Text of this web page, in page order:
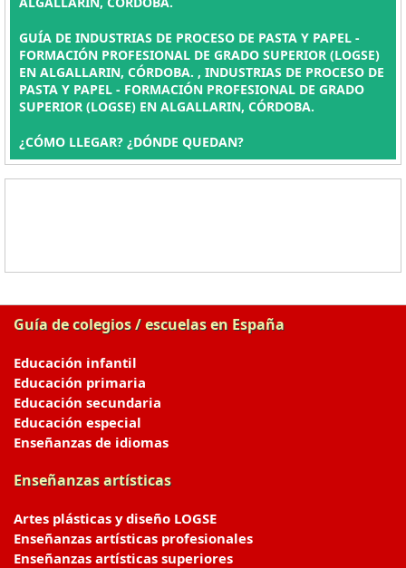
GUÍA DE INDUSTRIAS DE PROCESO DE PASTA Y PAPEL -
FORMACIÓN PROFESIONAL DE GRADO SUPERIOR (LOGSE)
EN ALGALLARIN, CÓRDOBA. , INDUSTRIAS DE PROCESO DE
PASTA Y PAPEL - FORMACIÓN PROFESIONAL DE GRADO
SUPERIOR (LOGSE) EN ALGALLARIN, CÓRDOBA.
¿CÓMO LLEGAR? ¿DÓNDE QUEDAN?
Guía de colegios / escuelas en España
Educación infantil
Educación primaria
Educación secundaria
Educación especial
Enseñanzas de idiomas
Enseñanzas artísticas
Artes plásticas y diseño LOGSE
Enseñanzas artísticas profesionales
Enseñanzas artísticas superiores